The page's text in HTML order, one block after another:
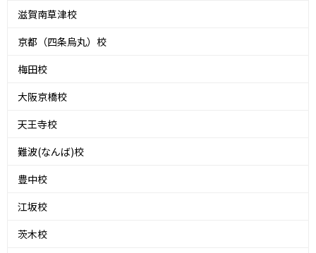
滋賀南草津校
京都（四条烏丸）校
梅田校
大阪京橋校
天王寺校
難波(なんば)校
豊中校
江坂校
茨木校